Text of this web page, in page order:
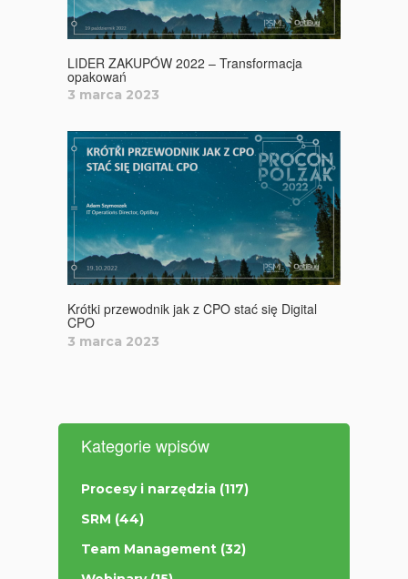
LIDER ZAKUPÓW 2022 – Transformacja
opakowań
3 marca 2023
Krótki przewodnik jak z CPO stać się Digital
CPO
3 marca 2023
Kategorie wpisów
Procesy i narzędzia (117)
SRM (44)
Team Management (32)